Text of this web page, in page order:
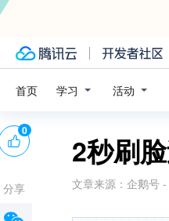
首页 学习 活动
2秒刷
文章来源： 企鹅号
0
分享